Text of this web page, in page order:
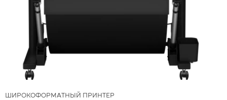
ШИРОКОФОРМАТНЫЙ ПРИНТЕР